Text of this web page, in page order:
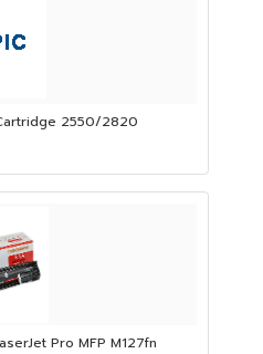
2550/2820
Pro MFP M127fn